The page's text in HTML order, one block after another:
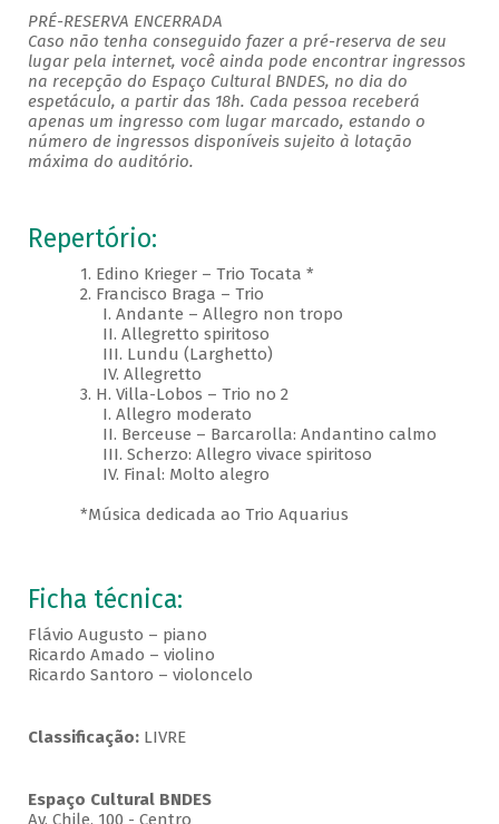
PRÉ-RESERVA ENCERRADA
Caso não tenha conseguido fazer a pré-reserva de seu
lugar pela internet, você ainda pode encontrar ingressos
na recepção do Espaço Cultural BNDES, no dia do
espetáculo, a partir das 18h. Cada pessoa receberá
apenas um ingresso com lugar marcado, estando o
número de ingressos disponíveis sujeito à lotação
máxima do auditório.
Repertório:
1. Edino Krieger – Trio Tocata *
2. Francisco Braga – Trio
I. Andante – Allegro non tropo
II. Allegretto spiritoso
III. Lundu (Larghetto)
IV. Allegretto
3. H. Villa-Lobos – Trio no 2
I. Allegro moderato
II. Berceuse – Barcarolla: Andantino calmo
III. Scherzo: Allegro vivace spiritoso
IV. Final: Molto alegro
*Música dedicada ao Trio Aquarius
Ficha técnica:
Flávio Augusto – piano
Ricardo Amado – violino
Ricardo Santoro – violoncelo
Classificação:LIVRE
Espaço Cultural BNDES